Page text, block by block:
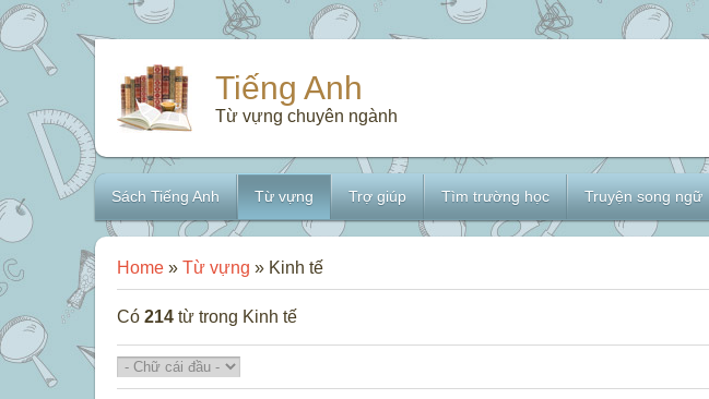
Tiếng Anh
Từ vựng chuyên ngành
Sách Tiếng Anh Từ vựng Trợ giúp Tìm trường học Truyện song ngữ
Home » Từ vựng » Kinh tế
Có 214 từ trong Kinh tế